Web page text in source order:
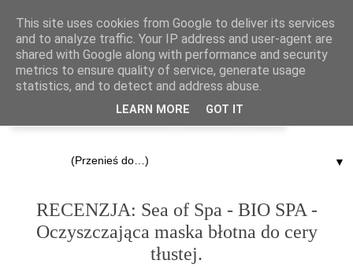
▼
RECENZJA: Sea of Spa - BIO SPA -
Oczyszczająca maska błotna do cery
tłustej.
This site uses cookies from Google to deliver its services
and to analyze traffic. Your IP address and user-agent are
shared with Google along with performance and security
metrics to ensure quality of service, generate usage
statistics, and to detect and address abuse.
LEARN MORE GOT IT